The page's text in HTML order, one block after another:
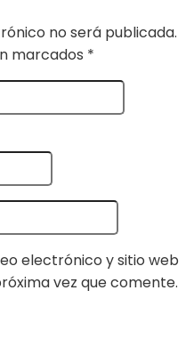
no será publicada.
marcados *
electrónico y sitio web
vez que comente.